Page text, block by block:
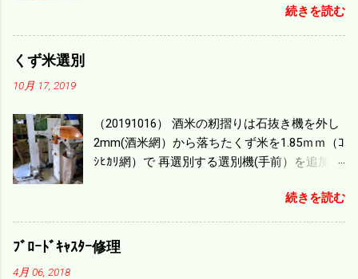
ｍ/min、4.32ｋｍ/hrになり 幅は約2ｍだから
0.864/haの作業能力がある。 実際は回転した
機の容量、籾摺りの能力などのバランスの問
題で 今の機種で満足している。 というより買
った時はまだ耕作面積が少なく手が出せ 無か
のがある。キャビン付きだから一度は乗って
みたいと思う。 町内では5条刈りの100㎰で作
業する人がいる。 秋作業は儲かるというのが
続きを読む
くず米選別
10月 17, 2019
（20191016） 酒米の籾摺りは石抜き機を外し
2mm(酒米網）から落ちたくず米を1.85ｍｍ（ｺ
ｼﾋｶﾘ網）で 再選別する選別機(手前）を追加す
ず米より2倍近い値段になる。 後で選別するの
には手間がかかるので 一度に選別するやり方
を随分前からこの方式にした。 今年は酒米30
㎏を40袋したところで未熟が3袋出る。 1.85ｍ
続きを読む
ﾌﾞﾛｰﾄﾞｷｬｽﾀｰ修理
4月 06, 2018